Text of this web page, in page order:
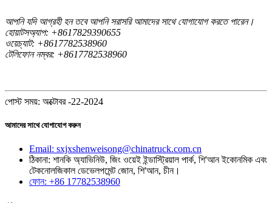
আপনি যদি আগ্রহী হন তবে আপনি সরাসরি আমাদের সাথে যোগাযোগ করতে পারেন।
হোয়াটসঅ্যাপ: +8617829390655
ওয়েচ্যাট: +8617782538960
টেলিফোন নম্বর: +8617782538960
পোস্ট সময়: অক্টোবর -22-2024
আমাদের সাথে যোগাযোগ করুন
Email: sxjxshenweisong@chinatruck.com.cn
ঠিকানা: শানকি অ্যাভিনিউ, জিং ওয়েই ইন্ডাস্ট্রিয়াল পার্ক, শি'আন ইকোনমিক এবং
টেকনোলজিকাল ডেভেলপমেন্ট জোন, শি'আন, চীন।
ফোন: +86 17782538960